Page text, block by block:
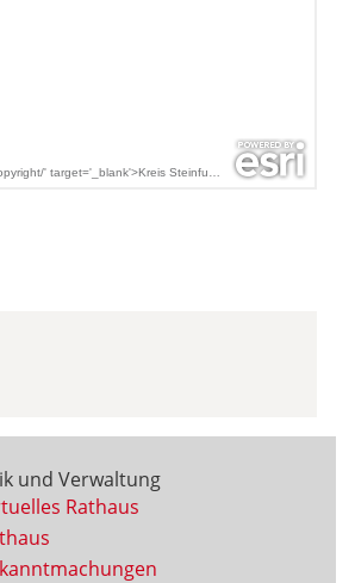
und Verwaltung
Rathaus